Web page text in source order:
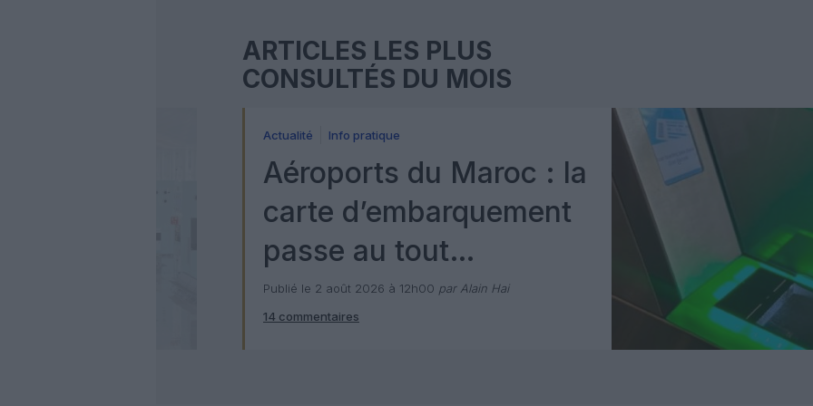
ARTICLES LES PLUS
CONSULTÉS DU MOIS
Actualité Info pratique
Aéroports du Maroc : la
carte d’embarquement
passe au tout
numérique avec Pax
Check
Publié le 2 août 2026 à 12h00 par Alain Hai
14 commentaires